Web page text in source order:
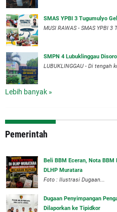
SMAS YPBI 3 Tugumulyo
MUSI RAWAS - SMAS YPBI 3
SMPN 4 Lubuklinggau
LUBUKLINGGAU - Di tengah
Lebih banyak »
Pemerintah
‎Beli BBM Eceran, Nota
DLHP Muratara
Foto : Ilustrasi Dugaan...
‎Dugaan Penyimpangan
Dilaporkan ke Tipidkor